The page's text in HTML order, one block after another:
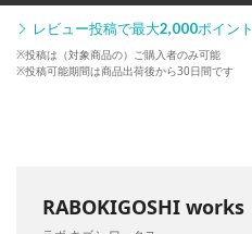
レビュー投稿で最大2,000ポイント
※投稿は（対象商品の）ご購入者のみ可能
※投稿可能期間は商品出荷後から30日間です
RABOKIGOSHI works